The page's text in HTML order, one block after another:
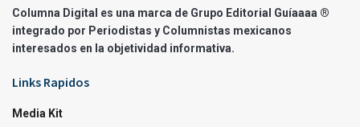
Columna Digital es una marca de Grupo Editorial Guíaaaa ®
integrado por Periodistas y Columnistas mexicanos
interesados en la objetividad informativa.
Links Rapidos
Media Kit